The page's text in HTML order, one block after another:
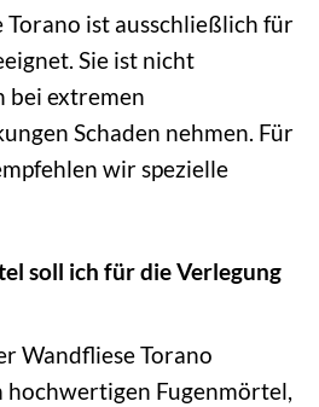
Torano ist ausschließlich für
Sie ist nicht
bei extremen
Schaden nehmen. Für
wir spezielle
soll ich für die Verlegung
Wandfliese Torano
hochwertigen Fugenmörtel,